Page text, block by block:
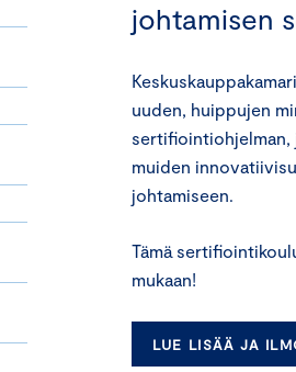
johtamisen
uuden, huippujen
sertifiointiohjelman,
muiden
johtamiseen.
Tämä
mukaan!
LUE LISÄÄ JA